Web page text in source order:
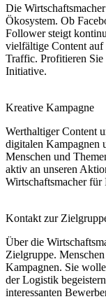
Die
Ökosystem. Ob
Follower steigt
vielfältige Content auf
Traffic. Profitieren
Initiative.
Kreative Kampagne
Werthaltiger Content
digitalen Kampagnen
Menschen und
aktiv an unseren
Wirtschaftsmacher
Kontakt zur
Über die
Zielgruppe.
Kampagnen. Sie
der Logistik
interessanten